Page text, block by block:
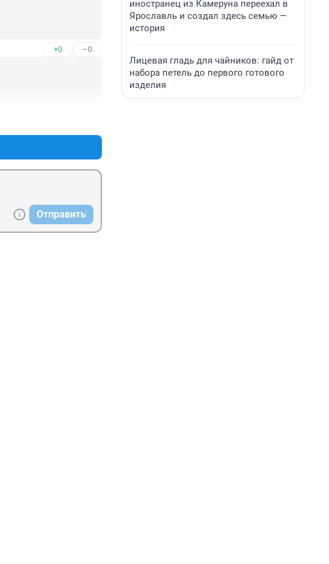
+0 –0
Отправить
иностранец из Камеруна переехал в
Ярославль и создал здесь семью —
история
Лицевая гладь для чайников: гайд от
набора петель до первого готового
изделия